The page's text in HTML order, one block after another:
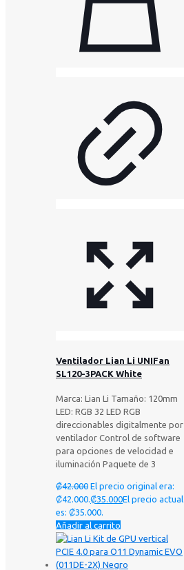
Ventilador Lian Li UNIFan
SL120-3PACK White
Marca: Lian Li Tamaño: 120mm
LED: RGB 32 LED RGB
direccionables digitalmente por
ventilador Control de software
para opciones de velocidad e
iluminación Paquete de 3
₡42.000 El precio original era:
₡42.000.₡35.000El precio actual
es: ₡35.000.
Añadir al carrito